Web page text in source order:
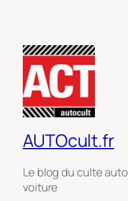
AUTOcult.fr
Le blog du culte
voiture